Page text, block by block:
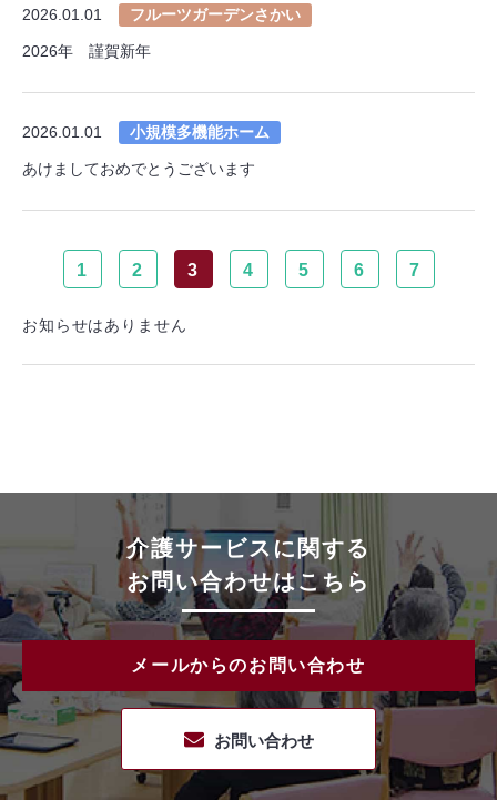
2026.01.01 フルーツガーデンさかい
2026年 謹賀新年
2026.01.01 小規模多機能ホーム
あけましておめでとうございます
1 2 3 4 5 6 7
お知らせはありません
介護サービスに関する
お問い合わせはこちら
メールからのお問い合わせ
お問い合わせ